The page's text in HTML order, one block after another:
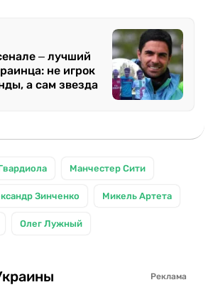
‒ лучший
не игрок
а сам звезда
Манчестер Сити
Зинченко Микель Артета
Олег Лужный
Реклама